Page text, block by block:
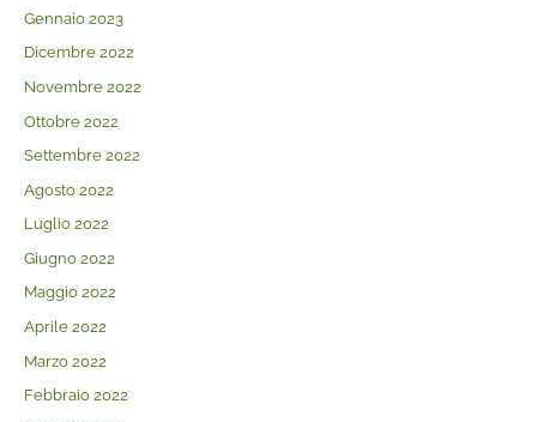
Gennaio 2023
Dicembre 2022
Novembre 2022
Ottobre 2022
Settembre 2022
Agosto 2022
Luglio 2022
Giugno 2022
Maggio 2022
Aprile 2022
Marzo 2022
Febbraio 2022